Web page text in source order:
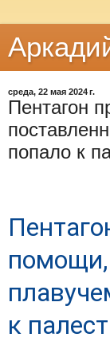
среда, 22 мая 2024 г.
Пентагон
попало к
помощи,
к